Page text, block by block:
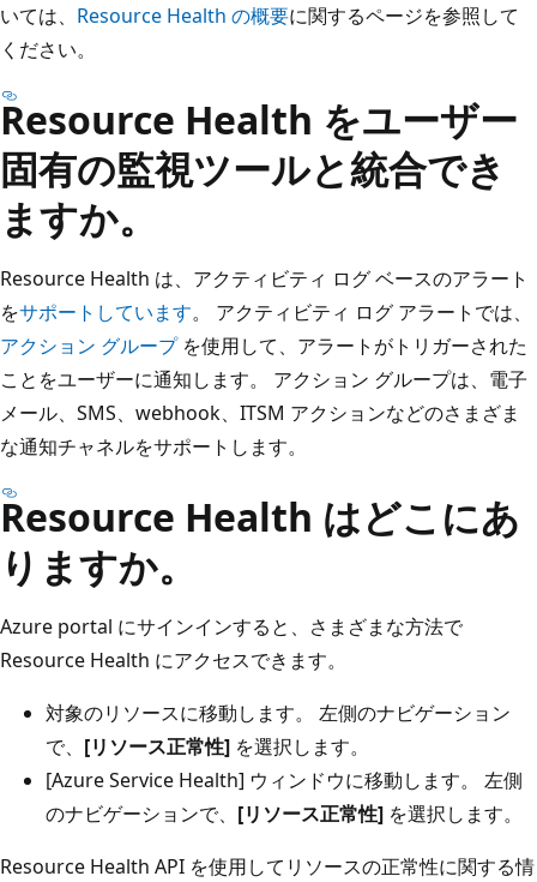
いては、 Resource Health の概要に関するページを参照して
ください。
Resource Health をユーザー
固有の監視ツールと統合でき
ますか。
Resource Health は、アクティビティ ログ ベースのアラート
をサポートしています。 アクティビティ ログ アラートでは、
アクション グループを使用して、アラートがトリガーされた
ことをユーザーに通知します。 アクション グループは、電子
メール、SMS、webhook、ITSM アクションなどのさまざま
な通知チャネルをサポートします。
Resource Health はどこにあ
りますか。
Azure portal にサインインすると、さまざまな方法で
Resource Health にアクセスできます。
対象のリソースに移動します。 左側のナビゲーション
で、 [リソース正常性] を選択します。
[Azure Service Health] ウィンドウに移動します。 左側
のナビゲーションで、 [リソース正常性] を選択します。
Resource Health API を使用してリソースの正常性に関する情